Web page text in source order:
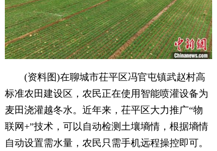
(资料图)在聊城市茌平区冯官屯镇武赵村高
标准农田建设区，农民正在使用智能喷灌设备为
麦田浇灌越冬水。近年来，茌平区大力推广“物
联网+”技术，可以自动检测土壤墒情，根据墒情
自动设置需水量，农民只需手机远程操控即可。